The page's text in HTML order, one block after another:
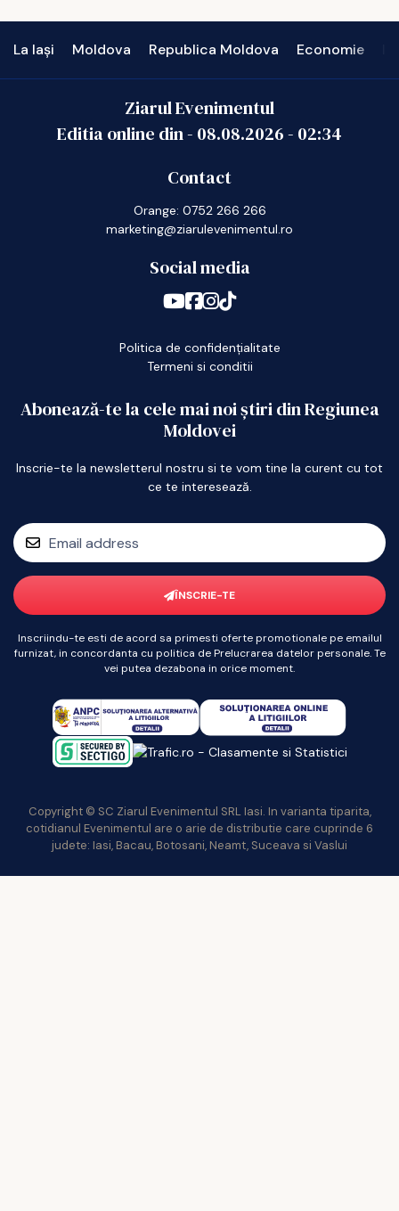
La Iași Moldova Republica Moldova Economie
Ziarul Evenimentul
Editia online din - 08.08.2026- 02:34
Contact
Orange: 0752 266 266
marketing@ziarulevenimentul.ro
Social media
Politica de confidențialitate
Termeni si conditii
Abonează-te la cele mai noi știri din Regiunea
Moldovei
Inscrie-te la newsletterul nostru si te vom tine la curent cu tot
ce te interesează.
ÎNSCRIE-TE
Inscriindu-te esti de acord sa primesti oferte promotionale pe emailul
furnizat, in concordanta cu politica de Prelucrarea datelor personale. Te
vei putea dezabona in orice moment.
Copyright © SC Ziarul Evenimentul SRL Iasi. In varianta tiparita,
cotidianul Evenimentul are o arie de distributie care cuprinde 6
judete: Iasi, Bacau, Botosani, Neamt, Suceava si Vaslui